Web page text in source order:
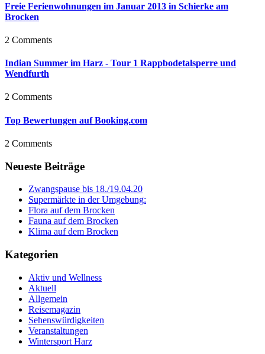
Freie Ferienwohnungen im Januar 2013 in Schierke am
Brocken
2 Comments
Indian Summer im Harz - Tour 1 Rappbodetalsperre und
Wendfurth
2 Comments
Top Bewertungen auf Booking.com
2 Comments
Neueste Beiträge
Zwangspause bis 18./19.04.20
Supermärkte in der Umgebung:
Flora auf dem Brocken
Fauna auf dem Brocken
Klima auf dem Brocken
Kategorien
Aktiv und Wellness
Aktuell
Allgemein
Reisemagazin
Sehenswürdigkeiten
Veranstaltungen
Wintersport Harz